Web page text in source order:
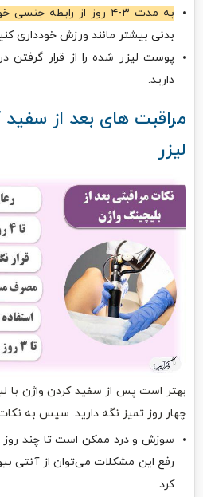
به مدت ۳-۴ روز از رابطه جنسی خودداری کنید
بدنی بیشتر مانند ورزش خودداری
پوست لیزر شده را از قرار گرفتن
دارید.
مراقبت های بعد از سفید
لیزر
بهتر است پس از سفید کردن واژن با
چهار روز تمیز نگه دارید. سپس به
سوزش و درد ممکن است تا چند روز
رفع این مشکلات می‌توان از آنتی
کرد.